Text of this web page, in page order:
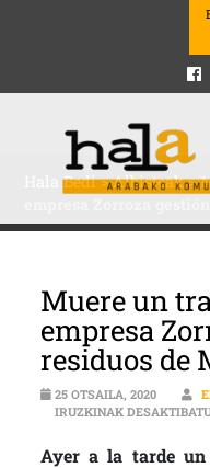
Hala Bedi>Albisteak>
Muere un
empresa
residuos de
25 OTSAILA, 2020
IRUZKINAK
Ayer a la tarde